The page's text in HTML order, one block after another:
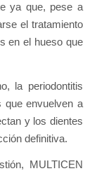
ya que, pese a
el tratamiento
en el hueso que
la periodontitis
que envuelven a
y los dientes
definitiva.
MULTICEN